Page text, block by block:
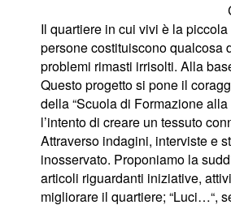
Il quartiere in cui vivi è la
persone costituiscono qualcosa
problemi rimasti irrisolti. Alla
Questo progetto si pone il
della “Scuola di Formazione
l’intento di creare un tessuto
Attraverso indagini, interviste e
inosservato. Proponiamo la
articoli riguardanti iniziative,
migliorare il quartiere; “Luci…“,